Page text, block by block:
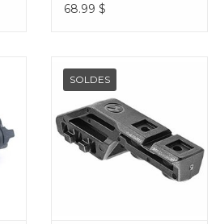
68.99 $
SOLDES